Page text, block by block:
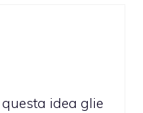
idea glie